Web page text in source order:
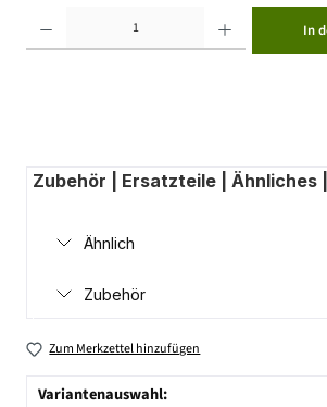
In
Zubehör | Ersatzteile | Ähnliches
Ähnlich
Zubehör
Zum Merkzettel hinzufügen
Variantenauswahl: